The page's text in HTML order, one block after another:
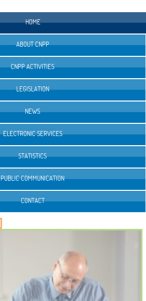
HOME
ABOUT CNPP
CNPP ACTIVITIES
LEGISLATION
NEWS
ELECTRONIC SERVICES
STATISTICS
PUBLIC COMMUNICATION
CONTACT
ASIGURAȚI ŞI PENSIONARI